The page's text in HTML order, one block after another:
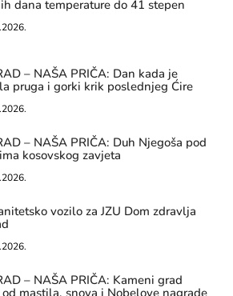
dana temperature do 41 stepen
– NAŠA PRIČA: Dan kada je
pruga i gorki krik poslednjeg Ćire
– NAŠA PRIČA: Duh Njegoša pod
kosovskog zavjeta
vozilo za JZU Dom zdravlja
– NAŠA PRIČA: Kameni grad
mastila, snova i Nobelove nagrade